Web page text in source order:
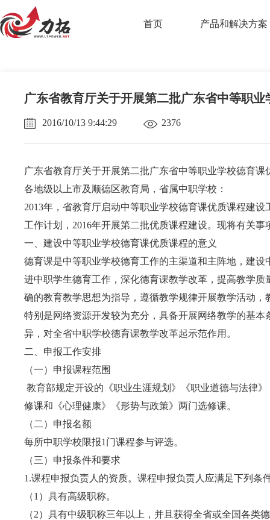
首页 产品和解决方案
力拓AI平台
站群系统
资源库
实验室安全教育
广东省教育厅关于开展第二批广东省中等职
2016/10/13 9:44:29 2376
广东省教育厅关于开展第二批广东省中等职业学校德育课
各地级以上市及顺德区教育局，省属中职学校：
2013年，省教育厅启动中等职业学校德育课优质课程建
工作计划，2016年开展第二批优质课程建设。现将有关事
一、建设中等职业学校德育课优质课程的意义
德育课是中等职业学校德育工作的主渠道和主阵地，建
进中职学生德育工作，深化德育课教学改革，提高教学
确的教育教学思想为指导，遵循教学规律开展教学活动
特别是网络资源开发较为充分，具备开展网络教学的基
异，对全省中职学校德育课教学改革起示范作用。
二、申报工作安排
（一）申报课程范围
教育部规定开设的《职业生涯规划》《职业道德与法律
修课和《心理健康》《形势与政策》两门选修课。
（二）申报名额
每所中职学校限报1门课程参与评选。
（三）申报条件和要求
1.课程申报负责人的资质。课程申报负责人应满足下列条
（1）具有高级职称。
（2）具有中级职称三年以上，并且获得全省或全国各类